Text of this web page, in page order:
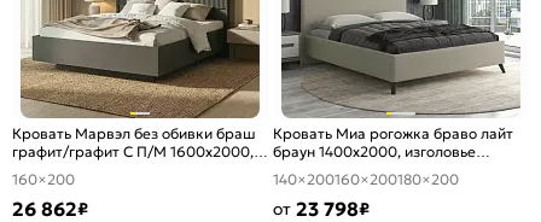
Кровать Марвэл без обивки браш
графит/графит С П/М 1600x2000,
ортопедическое основание,
изголовье жесткое
160×200
26 862₽
Кровать Миа рогожка браво лайт
браун 1400x2000, изголовье
мягкое
140×200160×200180×200
от 23 798₽